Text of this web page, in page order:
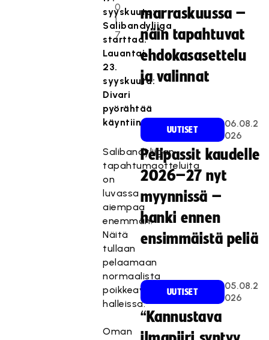
0
1
7
syyskuuta:
Salibandyliiga
starttaa.
Lauantai
23.
syyskuuta:
Divari
pyörähtää
käyntiin.
Salibandyliigan
tapahtumaotteluita
on
luvassa
aiempaa
enemmän.
Näitä
tullaan
pelaamaan
normaalista
poikkeavissa
halleissa.
Oman
marraskuussa –
näin tapahtuvat
ehdokasasettelu
ja valinnat
UUTISET
06.08.2
026
Pelipassit kaudelle
2026–27 nyt
myynnissä –
hanki ennen
ensimmäistä peliä
UUTISET
05.08.2
026
“Kannustava